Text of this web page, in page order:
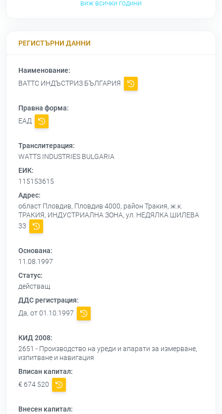
виж всички години
РЕГИСТЪРНИ ДАННИ
Наименование:
ВАТТС ИНДЪСТРИЗ БЪЛГАРИЯ
Правна форма:
ЕАД
Транслитерация:
WATTS INDUSTRIES BULGARIA
ЕИК:
115153615
Адрес:
област Пловдив, Пловдив 4000, район Тракия, ж.к.
ТРАКИЯ, ИНДУСТРИАЛНА ЗОНА, ул. НЕДЯЛКА ШИЛЕВА
33
Основана:
11.08.1997
Статус:
действащ
ДДС регистрация:
Да, от 01.10.1997
КИД 2008:
2651 - Производство на уреди и апарати за измерване,
изпитване и навигация
Вписан капитал:
€ 674 520
Внесен капитал: